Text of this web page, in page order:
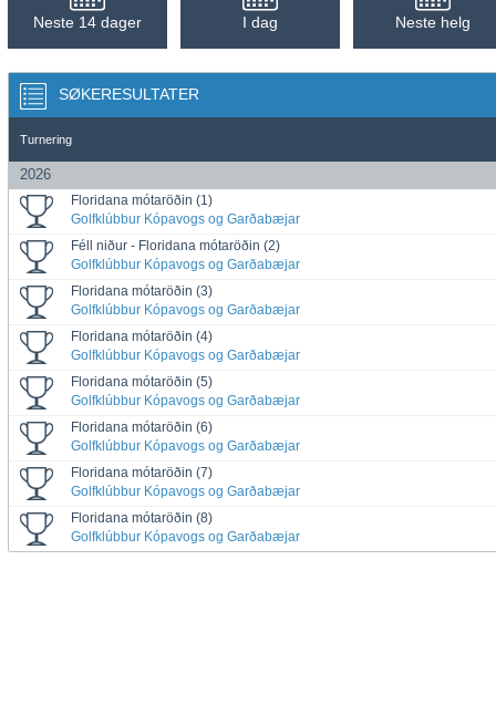
Neste 14 dager I dag Neste helg
SØKERESULTATER
Turnering
2026
Floridana mótaröðin (1)
Golfklúbbur Kópavogs og Garðabæjar
Féll niður - Floridana mótaröðin (2)
Golfklúbbur Kópavogs og Garðabæjar
Floridana mótaröðin (3)
Golfklúbbur Kópavogs og Garðabæjar
Floridana mótaröðin (4)
Golfklúbbur Kópavogs og Garðabæjar
Floridana mótaröðin (5)
Golfklúbbur Kópavogs og Garðabæjar
Floridana mótaröðin (6)
Golfklúbbur Kópavogs og Garðabæjar
Floridana mótaröðin (7)
Golfklúbbur Kópavogs og Garðabæjar
Floridana mótaröðin (8)
Golfklúbbur Kópavogs og Garðabæjar